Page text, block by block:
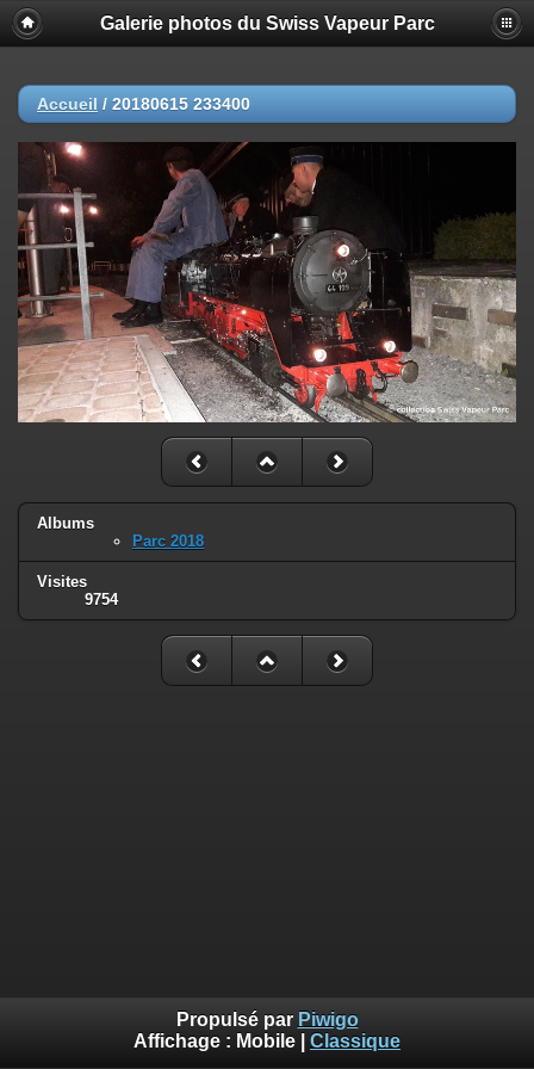
Galerie photos du Swiss Vapeur Parc
Accueil / 20180615 233400
Albums
Parc 2018
Visites
9754
Propulsé par Piwigo
Affichage : Mobile Classique